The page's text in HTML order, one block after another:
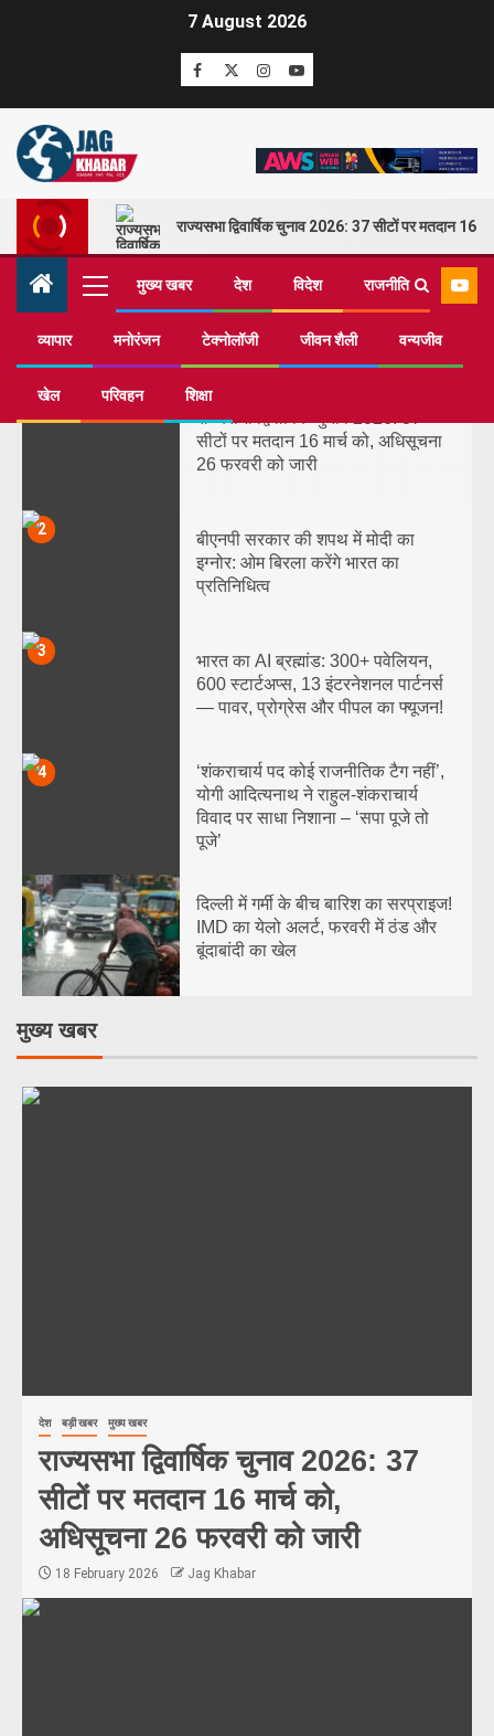
7 August 2026
राज्यसभा द्विवार्षिक चुनाव 2026: 37 सीटों पर मतदान 16
मुख्य खबर देश विदेश राजनीति
व्यापार मनोरंजन टेक्नोलॉजी जीवन शैली वन्यजीव
खेल परिवहन शिक्षा
देश
राज्यसभा द्विवार्षिक चुनाव 2026: 37
सीटों पर मतदान 16 मार्च को, अधिसूचना
26 फरवरी को जारी
2
बीएनपी सरकार की शपथ में मोदी का
इग्नोर: ओम बिरला करेंगे भारत का
प्रतिनिधित्व
3
भारत का AI ब्रह्मांड: 300+ पवेलियन,
600 स्टार्टअप्स, 13 इंटरनेशनल पार्टनर्स
— पावर, प्रोग्रेस और पीपल का फ्यूजन!
4
‘शंकराचार्य पद कोई राजनीतिक टैग नहीं’,
योगी आदित्यनाथ ने राहुल-शंकराचार्य
विवाद पर साधा निशाना – ‘सपा पूजे तो
पूजे’
5
दिल्ली में गर्मी के बीच बारिश का सरप्राइज!
IMD का येलो अलर्ट, फरवरी में ठंड और
बूंदाबांदी का खेल
मुख्य खबर
देश बड़ी खबर मुख्य खबर
राज्यसभा द्विवार्षिक चुनाव 2026: 37
सीटों पर मतदान 16 मार्च को,
अधिसूचना 26 फरवरी को जारी
18 February 2026 Jag Khabar